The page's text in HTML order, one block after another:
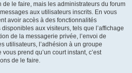
de le faire, mais les administrateurs du forum
aux utilisateurs inscrits. En vous
avoir accès à des fonctionnalités
aux visiteurs, tels que l’affichage
de la messagerie privée, l’envoi de
utilisateurs, l’adhésion à un groupe
prend qu’un court instant, c’est
de le faire.